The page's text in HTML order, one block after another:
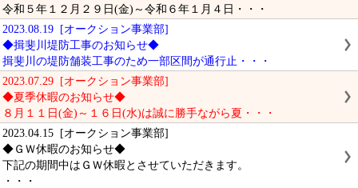
令和５年１２月２９日(金)～令和６年１月４日・・・
2023.08.19 [オークション事業部]
◆揖斐川堤防工事のお知らせ◆
揖斐川の堤防舗装工事のため一部区間が通行止・・・
2023.07.29 [オークション事業部]
◆夏季休暇のお知らせ◆
８月１１日(金)～１６日(水)は誠に勝手ながら夏・・・
2023.04.15 [オークション事業部]
◆ＧＷ休暇のお知らせ◆
下記の期間中はＧＷ休暇とさせていただきます。
・・・